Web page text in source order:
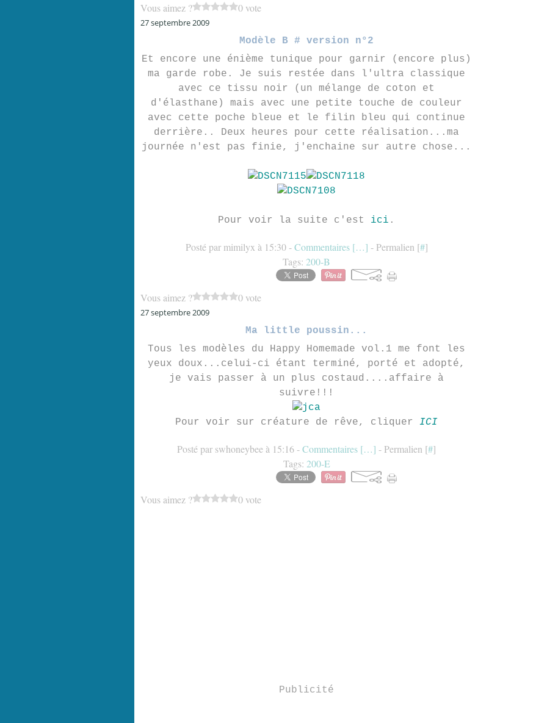
Vous aimez ? 0 vote
27 septembre 2009
Modèle B # version n°2
Et encore une énième tunique pour garnir (encore plus)
ma garde robe. Je suis restée dans l'ultra classique
avec ce tissu noir (un mélange de coton et
d'élasthane) mais avec une petite touche de couleur
avec cette poche bleue et le filin bleu qui continue
derrière.. Deux heures pour cette réalisation...ma
journée n'est pas finie, j'enchaine sur autre chose...
Pour voir la suite c'est ici .
Posté par mimilyx à 15:30 -Commentaires […] - Permalien [#]
Tags: 200-B
Vous aimez ? 0 vote
27 septembre 2009
Ma little poussin...
Tous les modèles du Happy Homemade vol.1 me font les
yeux doux...celui-ci étant terminé, porté et adopté,
je vais passer à un plus costaud....affaire à
suivre!!!
Pour voir sur créature de rêve, cliquer ICI
Posté par swhoneybee à 15:16 -Commentaires […] - Permalien [#]
Tags: 200-E
Vous aimez ? 0 vote
Publicité